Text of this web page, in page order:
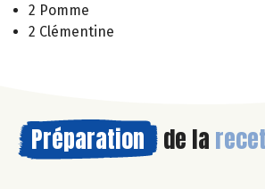
2 Pomme
2 Clémentine
Préparation de la